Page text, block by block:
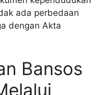
ada perbedaan
dengan Akta
Bansos